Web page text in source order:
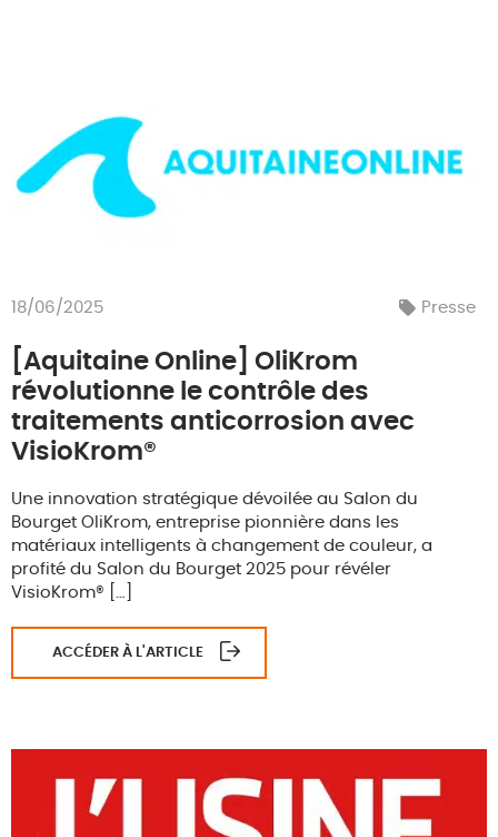
18/06/2025 Presse
[Aquitaine Online] OliKrom
révolutionne le contrôle des
traitements anticorrosion avec
VisioKrom®
Une innovation stratégique dévoilée au Salon du
Bourget OliKrom, entreprise pionnière dans les
matériaux intelligents à changement de couleur, a
profité du Salon du Bourget 2025 pour révéler
VisioKrom® […]
ACCÉDER À L'ARTICLE